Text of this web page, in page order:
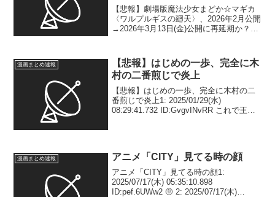
(金)公開に再延期か？
【悲報】劇場版魔法少女まどか☆マギカ
〈ワルプルギスの廻天〉、2026年2月公開
→2026年3月13日(金)公開に再延期か？1:
にしろシ...
漫画まとめ速報
【悲報】はじめの一歩、完全に木
村の二番煎じで炎上
【悲報】はじめの一歩、完全に木村の二
番煎じで炎上1: 2025/01/29(水)
08:29:41.732 ID:GvgvINvRR これで王者
漫画まとめ速報 アニメ「CITY」見てる時の顔
アニメ「CITY」見てる時の顔1:
2025/07/17(木) 05:35:10.898
ID:pef.6UWw2 🤨 2: 2025/07/17(木)